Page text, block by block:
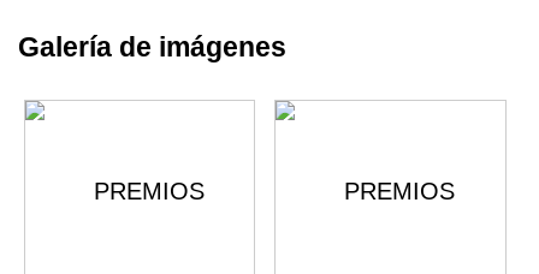
Galería de imágenes